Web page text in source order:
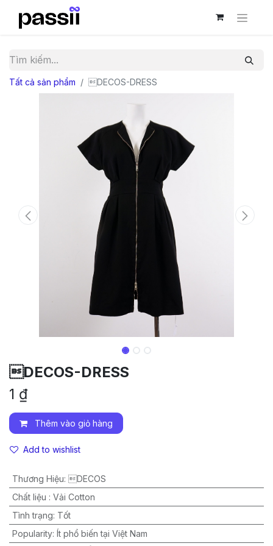
Tất cả sản phẩm DECOS-DRESS
DECOS-DRESS
1 ₫
Thêm vào giỏ hàng
Add to wishlist
Thương Hiệu: DECOS
Chất liệu : Vải Cotton
Tình trạng: Tốt
Popularity: Ít phổ biến tại Việt Nam